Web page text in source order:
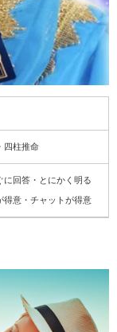
四柱推命
に回答・とにかく明る
得意・チャットが得意